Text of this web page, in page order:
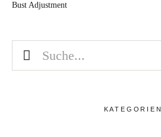
Bust Adjustment
KATEGORIEN